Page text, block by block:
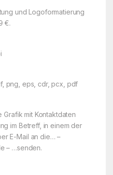
und Logoformatierung
€.
png, eps, cdr, pcx, pdf
Grafik mit Kontaktdaten
im Betreff, in einem der
E-Mail an die… –
– …senden.